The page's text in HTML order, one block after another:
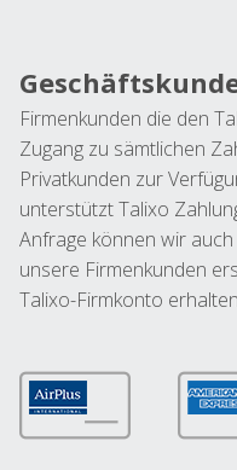
Firmenkunden die den
Zugang zu sämtlichen
Privatkunden zur
unterstützt Talixo
Anfrage können wir
unsere Firmenkunden
Talixo-Firmkonto